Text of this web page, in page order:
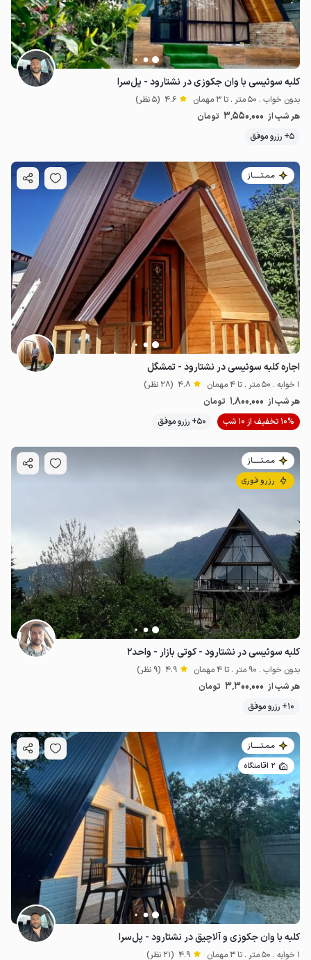
کلبه سوئیسی با وان جکوزی در نشتارود - پل‌سرا
بدون خواب . 50 متر . تا 3 مهمان 4.6 (5 نظر)
هر شب از 3٬550٬000 تومان
5+ رزرو موفق
مـمـتــــــاز
اجاره کلبه سوئیسی در نشتارود - تمشگل
1 خوابه . 50 متر . تا 4 مهمان 4.8 (28 نظر)
هر شب از 1٬800٬000 تومان
10% تخفیف از 10 شب
50+ رزرو موفق
مـمـتــــــاز
رزرو فوری
کلبه سوئیسی در نشتارود - کوتی بازار - واحد۲
بدون خواب . 90 متر . تا 4 مهمان 4.9 (9 نظر)
هر شب از 3٬300٬000 تومان
10+ رزرو موفق
مـمـتــــــاز
2 اقامتگاه
کلبه با وان جکوزی و آلاچیق در نشتارود - پل‌سرا
1 خوابه . 50 متر . تا 3 مهمان 4.9 (21 نظر)